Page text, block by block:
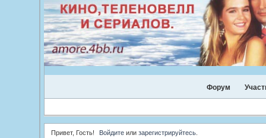
Форум
Привет, Гость! Войдите или зарегистрируйтесь